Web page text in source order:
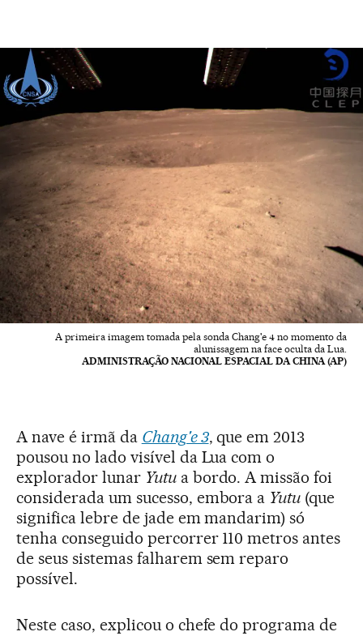
A primeira imagem tomada pela sonda Chang'e 4 no momento da
alunissagem na face oculta da Lua.
ADMINISTRAÇÃO NACIONAL ESPACIAL DA CHINA (AP)
A nave é irmã da Chang'e 3, que em 2013
pousou no lado visível da Lua com o
explorador lunar Yutua bordo. A missão foi
considerada um sucesso, embora a Yutu (que
significa lebre de jade em mandarim) só
tenha conseguido percorrer 110 metros antes
de seus sistemas falharem sem reparo
possível.
Neste caso, explicou o chefe do programa de